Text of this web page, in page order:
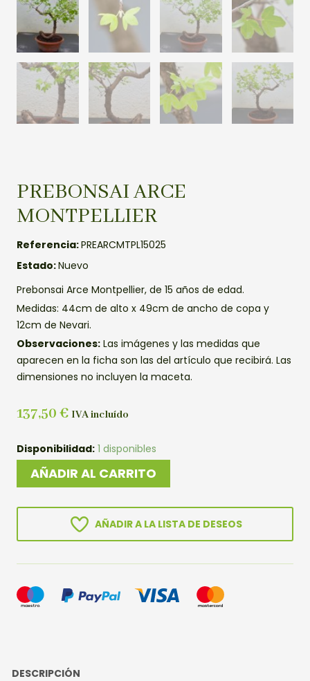
PREBONSAI ARCE
MONTPELLIER
Referencia:PREARCMTPL15025
Estado:Nuevo
Prebonsai Arce Montpellier, de 15 años de edad.
Medidas: 44cm de alto x 49cm de ancho de copa y
12cm de Nevari.
Observaciones: Las imágenes y las medidas que
aparecen en la ficha son las del artículo que recibirá. Las
dimensiones no incluyen la maceta.
137,50 € IVA incluído
Disponibilidad: 1 disponibles
PREBONSAI
MONTPELLIER
AÑADIR AL CARRITO
AÑADIR A LA LISTA DE DESEOS
DESCRIPCIÓN